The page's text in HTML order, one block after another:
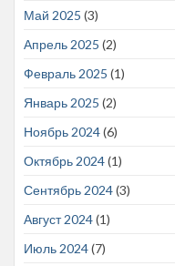
Май 2025 (3)
Апрель 2025 (2)
Февраль 2025 (1)
Январь 2025 (2)
Ноябрь 2024(6)
Октябрь 2024(1)
Сентябрь 2024(3)
Август 2024(1)
Июль 2024(7)